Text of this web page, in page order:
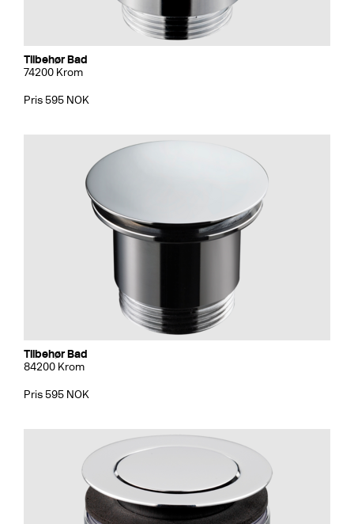
Tilbehør Bad
74200 Krom
Pris 595 NOK
Tilbehør Bad
84200 Krom
Pris 595 NOK